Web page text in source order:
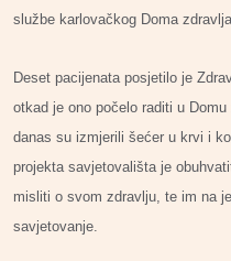
službe karlovačkog Doma
Deset pacijenata posjetilo je
otkad je ono počelo raditi u
danas su izmjerili šećer u krvi i
projekta savjetovališta je
misliti o svom zdravlju, te im na
savjetovanje.